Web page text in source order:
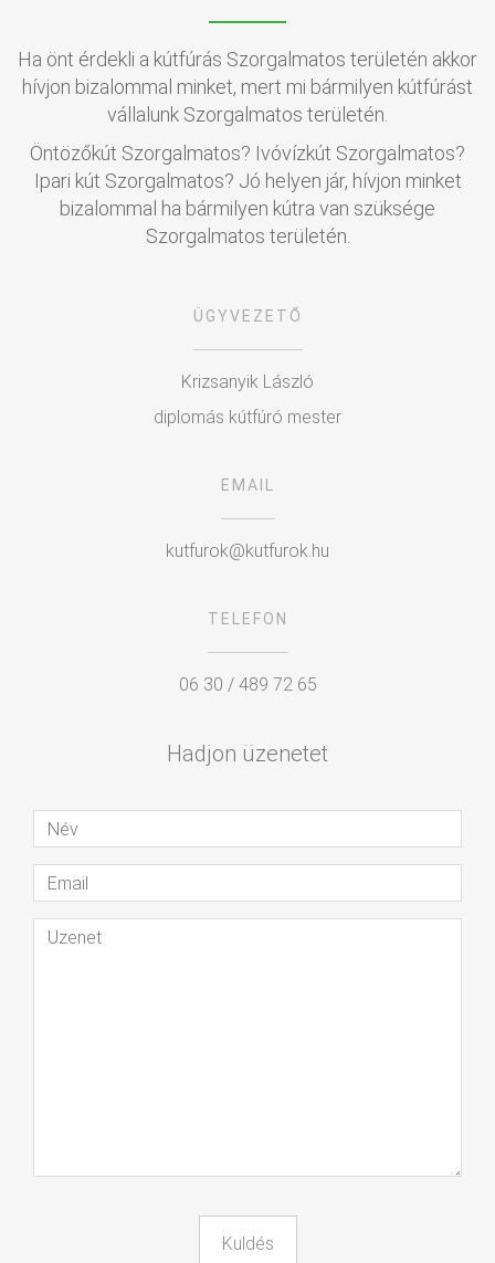
Ha önt érdekli a kútfúrás Szorgalmatos területén akkor
hívjon bizalommal minket, mert mi bármilyen kútfúrást
vállalunk Szorgalmatos területén.
Öntözőkút Szorgalmatos? Ivóvízkút Szorgalmatos?
Ipari kút Szorgalmatos? Jó helyen jár, hívjon minket
bizalommal ha bármilyen kútra van szüksége
Szorgalmatos területén.
ÜGYVEZETŐ
Krizsanyik László
diplomás kútfúró mester
EMAIL
kutfurok@kutfurok.hu
TELEFON
06 30 / 489 72 65
Hadjon üzenetet